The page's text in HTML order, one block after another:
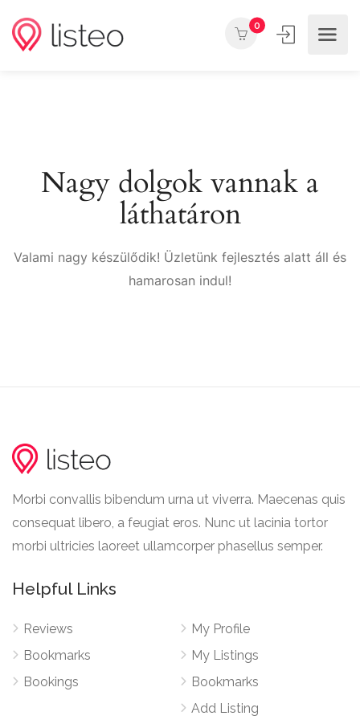
0
Nagy dolgok vannak a
láthatáron
Valami nagy készülődik! Üzletünk fejlesztés alatt áll és
hamarosan indul!
Morbi convallis bibendum urna ut viverra. Maecenas quis
consequat libero, a feugiat eros. Nunc ut lacinia tortor
morbi ultricies laoreet ullamcorper phasellus semper.
Helpful Links
Reviews
Bookmarks
Bookings
My Profile
My Listings
Bookmarks
Add Listing